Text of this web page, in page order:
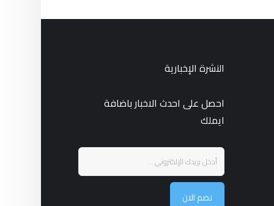
النشرة الإخبارية
احصل على احدث الاخبار باضافة
ايملك
نضم الان